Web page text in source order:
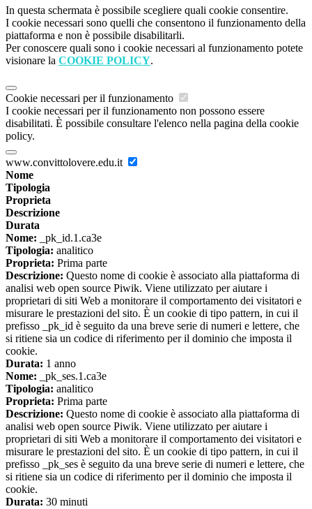
In questa schermata è possibile scegliere quali cookie consentire.
I cookie necessari sono quelli che consentono il funzionamento della
piattaforma e non è possibile disabilitarli.
Per conoscere quali sono i cookie necessari al funzionamento potete
visionare la COOKIE POLICY.
Cookie necessari per il funzionamento
I cookie necessari per il funzionamento non possono essere
disabilitati. È possibile consultare l'elenco nella pagina della cookie
policy.
www.convittolovere.edu.it
Nome
Tipologia
Proprieta
Descrizione
Durata
Nome: _pk_id.1.ca3e
Tipologia: analitico
Proprieta: Prima parte
Descrizione: Questo nome di cookie è associato alla piattaforma di
analisi web open source Piwik. Viene utilizzato per aiutare i
proprietari di siti Web a monitorare il comportamento dei visitatori e
misurare le prestazioni del sito. È un cookie di tipo pattern, in cui il
prefisso _pk_id è seguito da una breve serie di numeri e lettere, che
si ritiene sia un codice di riferimento per il dominio che imposta il
cookie.
Durata: 1 anno
Nome: _pk_ses.1.ca3e
Tipologia: analitico
Proprieta: Prima parte
Descrizione: Questo nome di cookie è associato alla piattaforma di
analisi web open source Piwik. Viene utilizzato per aiutare i
proprietari di siti Web a monitorare il comportamento dei visitatori e
misurare le prestazioni del sito. È un cookie di tipo pattern, in cui il
prefisso _pk_ses è seguito da una breve serie di numeri e lettere, che
si ritiene sia un codice di riferimento per il dominio che imposta il
cookie.
Durata: 30 minuti